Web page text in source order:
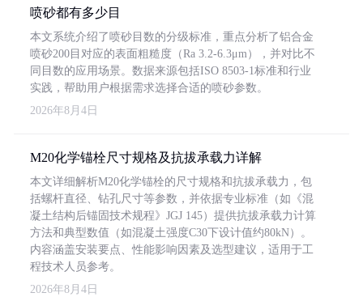
喷砂都有多少目
本文系统介绍了喷砂目数的分级标准，重点分析了铝合金
喷砂200目对应的表面粗糙度（Ra 3.2-6.3μm），并对比不
同目数的应用场景。数据来源包括ISO 8503-1标准和行业
实践，帮助用户根据需求选择合适的喷砂参数。
2026年8月4日
M20化学锚栓尺寸规格及抗拔承载力详解
本文详细解析M20化学锚栓的尺寸规格和抗拔承载力，包
括螺杆直径、钻孔尺寸等参数，并依据专业标准（如《混
凝土结构后锚固技术规程》JGJ 145）提供抗拔承载力计算
方法和典型数值（如混凝土强度C30下设计值约80kN）。
内容涵盖安装要点、性能影响因素及选型建议，适用于工
程技术人员参考。
2026年8月4日